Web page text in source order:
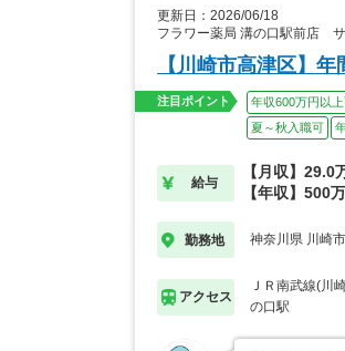
更新日：2026/06/18
フラワー薬局 溝の口駅前店
【川崎市高津区】
注目ポイント 年収600万円以
夏～秋入職可
給与
【月収】
【年収】500
勤務地 神奈川県 川崎
アクセス
ＪＲ南武線(川
の口駅